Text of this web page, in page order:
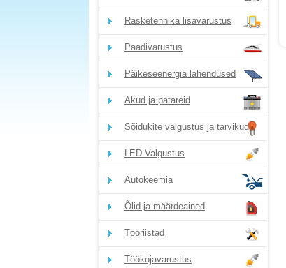
Rasketehnika lisavarustus
Paadivarustus
Päikeseenergia lahendused
Akud ja patareid
Sõidukite valgustus ja tarvikud
LED Valgustus
Autokeemia
Õlid ja määrdeained
Tööriistad
Töökojavarustus